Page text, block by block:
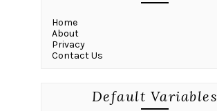
Home
About
Privacy
Contact Us
Default Variables